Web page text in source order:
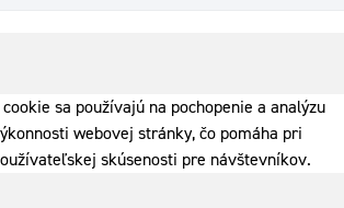
sa používajú na pochopenie a analýzu
webovej stránky, čo pomáha pri
skúsenosti pre návštevníkov.